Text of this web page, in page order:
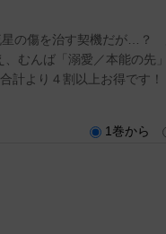
の傷を治す契機だが…？
むんば「溺愛／本能の先
計より４割以上お得です！
1巻から